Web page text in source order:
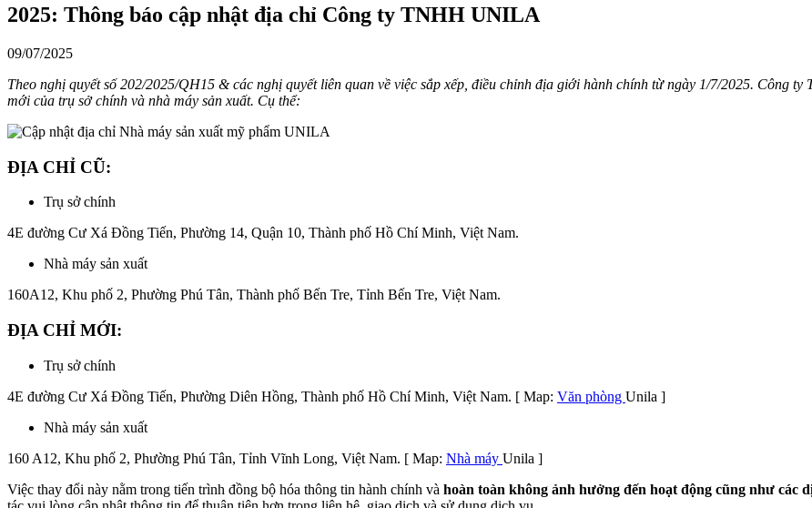
2025: Thông báo cập nhật địa chỉ Công ty TNHH UNILA
09/07/2025
Theo nghị quyết số 202/2025/QH15 & các nghị quyết liên quan về việc sắp xếp, điều chỉnh địa giới hành chính từ ngày 1/7/2025. Công
mới của trụ sở chính và nhà máy sản xuất. Cụ thể:
ĐỊA CHỈ CŨ:
Trụ sở chính
4E đường Cư Xá Đồng Tiến, Phường 14, Quận 10, Thành phố Hồ Chí Minh, Việt Nam.
Nhà máy sản xuất
160A12, Khu phố 2, Phường Phú Tân, Thành phố Bến Tre, Tỉnh Bến Tre, Việt Nam.
ĐỊA CHỈ MỚI:
Trụ sở chính
4E đường Cư Xá Đồng Tiến, Phường Diên Hồng, Thành phố Hồ Chí Minh, Việt Nam. [ Map: Văn phòng Unila ]
Nhà máy sản xuất
160 A12, Khu phố 2, Phường Phú Tân, Tỉnh Vĩnh Long, Việt Nam. [ Map: Nhà máy Unila ]
Việc thay đổi này nằm trong tiến trình đồng bộ hóa thông tin hành chính và hoàn toàn không ảnh hưởng đến hoạt động cũng như